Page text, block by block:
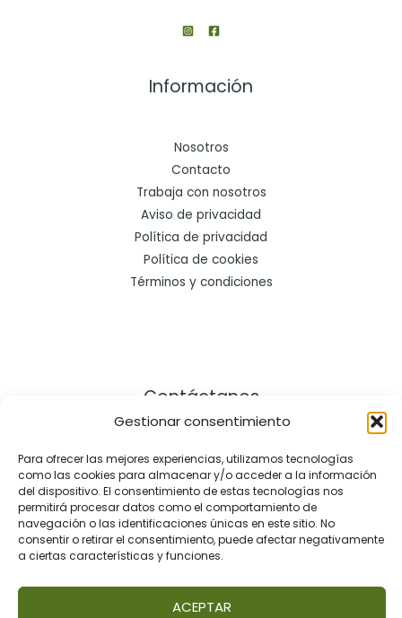
Gestionar consentimiento
Para ofrecer las mejores experiencias, utilizamos tecnologías
como las cookies para almacenar y/o acceder a la información
del dispositivo. El consentimiento de estas tecnologías nos
permitirá procesar datos como el comportamiento de
navegación o las identificaciones únicas en este sitio. No
consentir o retirar el consentimiento, puede afectar negativamente
a ciertas características y funciones.
ACEPTAR
Información
Nosotros
Contacto
Trabaja con nosotros
Aviso de privacidad
Política de privacidad
Política de cookies
Términos y condiciones
Contáctanos
Dirección:
Cra. 21 # 164 – 57, Bogotá Colombia
Celular: +57 3172286101
Email: contact@pastaio.co